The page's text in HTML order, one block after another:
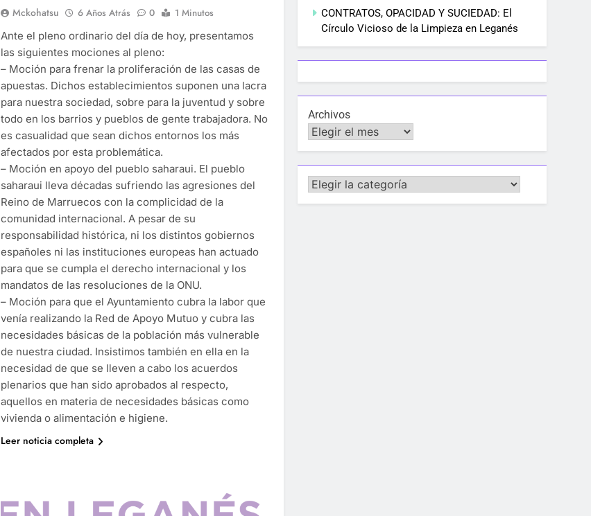
Mckohatsu 6 Años Atrás 0
1 Minutos
Ante el pleno ordinario del día de hoy, presentamos
las siguientes mociones al pleno:
– Moción para frenar la proliferación de las casas de
apuestas. Dichos establecimientos suponen una lacra
para nuestra sociedad, sobre para la juventud y sobre
todo en los barrios y pueblos de gente trabajadora. No
es casualidad que sean dichos entornos los más
afectados por esta problemática.
– Moción en apoyo del pueblo saharaui. El pueblo
saharaui lleva décadas sufriendo las agresiones del
Reino de Marruecos con la complicidad de la
comunidad internacional. A pesar de su
responsabilidad histórica, ni los distintos gobiernos
españoles ni las instituciones europeas han actuado
para que se cumpla el derecho internacional y los
mandatos de las resoluciones de la ONU.
– Moción para que el Ayuntamiento cubra la labor que
venía realizando la Red de Apoyo Mutuo y cubra las
necesidades básicas de la población más vulnerable
de nuestra ciudad. Insistimos también en ella en la
necesidad de que se lleven a cabo los acuerdos
plenarios que han sido aprobados al respecto,
aquellos en materia de necesidades básicas como
vivienda o alimentación e higiene.
Leer noticia completa
CONTRATOS, OPACIDAD Y SUCIEDAD: El
Círculo Vicioso de la Limpieza en Leganés
Archivos
Categorías